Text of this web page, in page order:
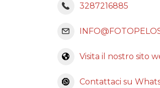
3287216885
Visita il nostro sito
Contattaci su